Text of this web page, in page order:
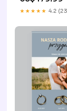
★★★★★ 4.2